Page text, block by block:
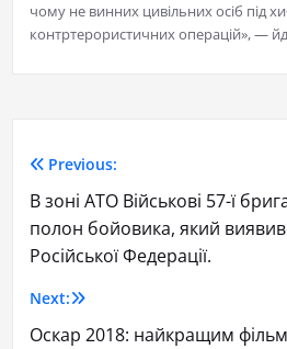
чому не винних цивільних осіб під
контртерористичних операцій», —
Previous:
В зоні АТО Військові 57-ї
полон бойовика, який
Російської Федерації.
Next:
Оскар 2018: найкращим